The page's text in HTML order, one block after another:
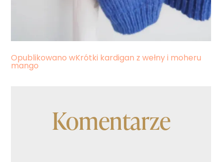
Nawigacja
Opublikowano wKrótki kardigan z wełny i moheru
mango
Komentarze